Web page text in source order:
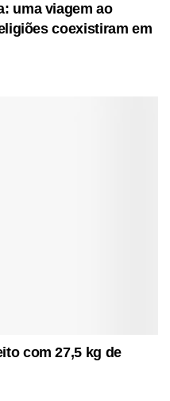
uma viagem ao
coexistiram em
com 27,5 kg de